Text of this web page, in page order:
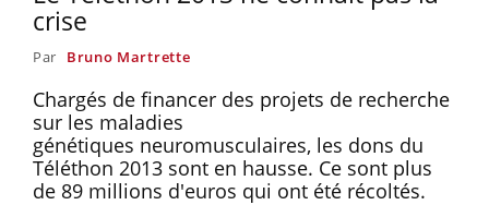
crise
Par Bruno Martrette
Chargés de financer des projets de recherche
sur les maladies
génétiques neuromusculaires, les dons du
Téléthon 2013 sont en hausse. Ce sont plus
de 89 millions d'euros qui ont été récoltés.